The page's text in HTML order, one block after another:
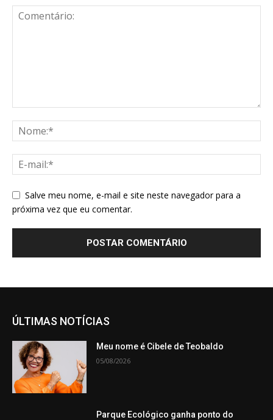
Salve meu nome, e-mail e site neste navegador para a
próxima vez que eu comentar.
ÚLTIMAS NOTÍCIAS
Meu nome é Cibele de Teobaldo
05/08/2026
Parque Ecológico ganha ponto do